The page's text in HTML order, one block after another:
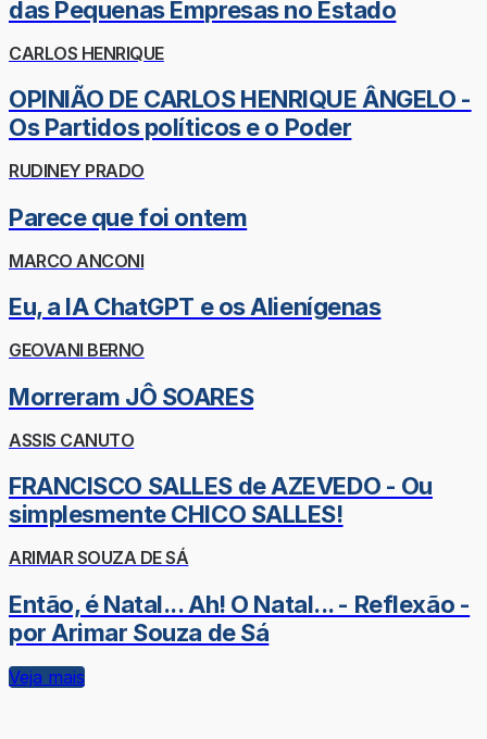
das Pequenas Empresas no Estado
CARLOS HENRIQUE
OPINIÃO DE CARLOS HENRIQUE ÂNGELO -
Os Partidos políticos e o Poder
RUDINEY PRADO
Parece que foi ontem
MARCO ANCONI
Eu, a IA ChatGPT e os Alienígenas
GEOVANI BERNO
Morreram JÔ SOARES
ASSIS CANUTO
FRANCISCO SALLES de AZEVEDO - Ou
simplesmente CHICO SALLES!
ARIMAR SOUZA DE SÁ
Então, é Natal... Ah! O Natal... - Reflexão -
por Arimar Souza de Sá
Veja mais